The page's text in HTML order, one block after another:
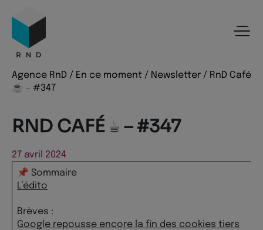
Recherche
Pied de page
Agence RnD / En ce moment / Newsletter / RnD Café
☕️ – #347
RND CAFÉ ☕️ – #347
27 avril 2024
📌 Sommaire
L’édito
Brèves :
Google repousse encore la fin des cookies tiers